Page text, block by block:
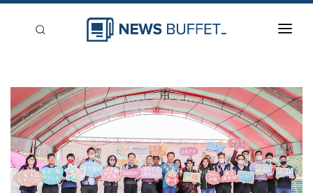
新聞稿分類
登入
刊登